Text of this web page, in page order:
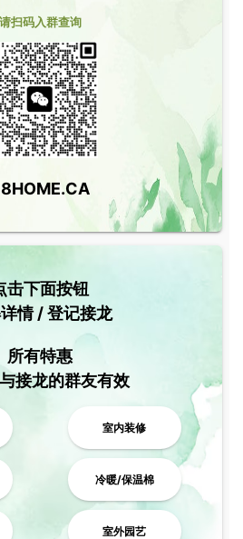
请扫码入群查询
击下面按钮
情 / 登记接龙
所有特惠
接龙的群友有效
室内装修
冷暖/保温棉
室外园艺